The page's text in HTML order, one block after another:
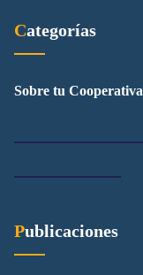
Categorías
Sobre tu Cooperativa
Publicaciones